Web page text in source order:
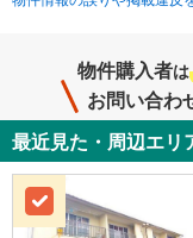
物件購入者は
お問い合わ
最近見た・周辺エリ